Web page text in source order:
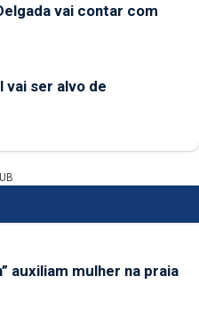
vai contar com
vai ser alvo de
auxiliam mulher na praia